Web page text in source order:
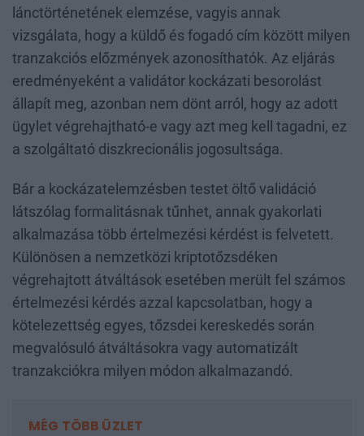
lánctörténetének elemzése, vagyis annak
vizsgálata, hogy a küldő és fogadó cím között milyen
tranzakciós előzmények azonosíthatók. Az eljárás
eredményeként a validátor kockázati besorolást
állapít meg, azonban nem dönt arról, hogy az adott
ügylet végrehajtható-e vagy azt meg kell tagadni, ez
a szolgáltató diszkrecionális jogosultsága.
Bár a kockázatelemzésben testet öltő validáció
látszólag formalitásnak tűnhet, annak gyakorlati
alkalmazása több értelmezési kérdést is felvetett.
Különösen a nemzetközi kriptotőzsdéken
végrehajtott átváltások esetében merült fel számos
értelmezési kérdés azzal kapcsolatban, hogy a
kötelezettség egyes, tőzsdei kereskedés során
megvalósuló átváltásokra vagy automatizált
tranzakciókra milyen módon alkalmazandó.
MÉG TÖBB ÜZLET